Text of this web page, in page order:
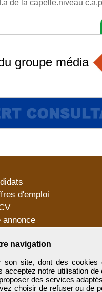
de la capelle.niveau
navigation
site, dont des cookies
notre utilisation de
des services
choisir de refuser ou de
groupe média
d'emploi
annonce